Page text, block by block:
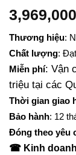
3,969,000
Thương hiệu:
Chất lượng:
Miễn phí: Vận
triệu tại các
Thời gian giao
Bảo hành: 12
Đóng theo yêu
☎ Kinh